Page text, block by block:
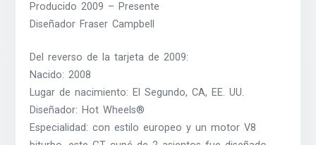
Producido 2009 – Presente
Diseñador Fraser Campbell
Del reverso de la tarjeta de 2009:
Nacido: 2008
Lugar de nacimiento: El Segundo, CA, EE. UU.
Diseñador: Hot Wheels®
Especialidad: con estilo europeo y un motor V8